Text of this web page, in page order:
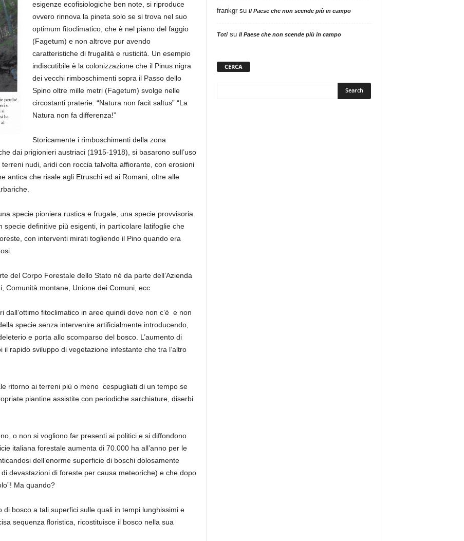
esigenze ecofisiologiche ben note, si riproduce
ovvero rinnova la pineta solo se si trova nel suo
optimum fitoclimatico, che è nel piano del faggio
(Fagetum) e non altrove pur avendo
caratteristiche di frugalità e rusticità. Un esempio
indiscutibile è la colonizzazione che il Pinus nigra
dei vecchi rimboschimenti sopra il Passo dello
Spino oltre mille metri (Fagetum) svolge nelle
circostanti praterie: “Natura non facit saltus” “La
Natura non fa differenza!”
Storicamente i rimboschimenti della zona
dai prigionieri austriaci (1915-1918), si basarono sull’uso
nudi, aridi con roccia talvolta affiorante, con erosioni
antica che risale agli Etruschi ed ai Romani, oltre alle
specie pioniera rustica e frugale, una specie provvisoria
definitive più esigenti, in particolare latifoglie che
con interventi mirati togliendo il Pino quando era
del Corpo Forestale dello Stato né da parte dell’Azienda
Comunità montane, Unione dei Comuni, ecc
dall’ottimo fitoclimatico in aree quindi dove non c’è e non
specie senza intervenire artificialmente introducendo,
e porta allo scomparso del bosco. L’aumento di
il rapido sviluppo di vegetazione infestante che tra l’altro
ritorno ai terreni più o meno cespugliati di un tempo se
piantine assistite con periodiche sarchiature, diserbi
o non si vogliono far presenti ai politici e si diffondono
italiana forestale aumenta di 70.000 ha all’anno per le
dell’enorme superficie di boschi dolosamente
devastazioni di foreste per causa meteoriche) e che dopo
Ma quando?
bosco a tali superfici sulle quali in tempi lunghissimi e
sequenza floristica, ricostituisce il bosco nella sua
frankgrsu Il Paese che non scende più in campo
Totisu Il Paese che non scende più in campo
CERCA